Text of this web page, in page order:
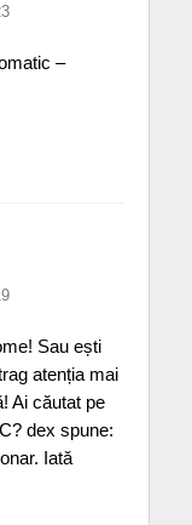
–
Sau ești
atenția mai
Ai căutat pe
dex spune:
Iată